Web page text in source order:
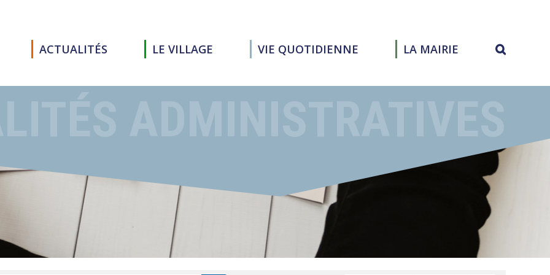
ACTUALITÉS LE VILLAGE VIE QUOTIDIENNE LA MAIRIE